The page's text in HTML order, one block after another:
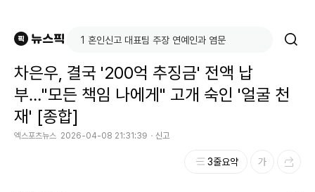
차은우, 결국 '200억 추징금' 전액 납
부…"모든 책임 나에게" 고개 숙인 '얼굴 천
재' [종합]
엑스포츠뉴스 2026-04-08 21:31:39 신고
3줄요약